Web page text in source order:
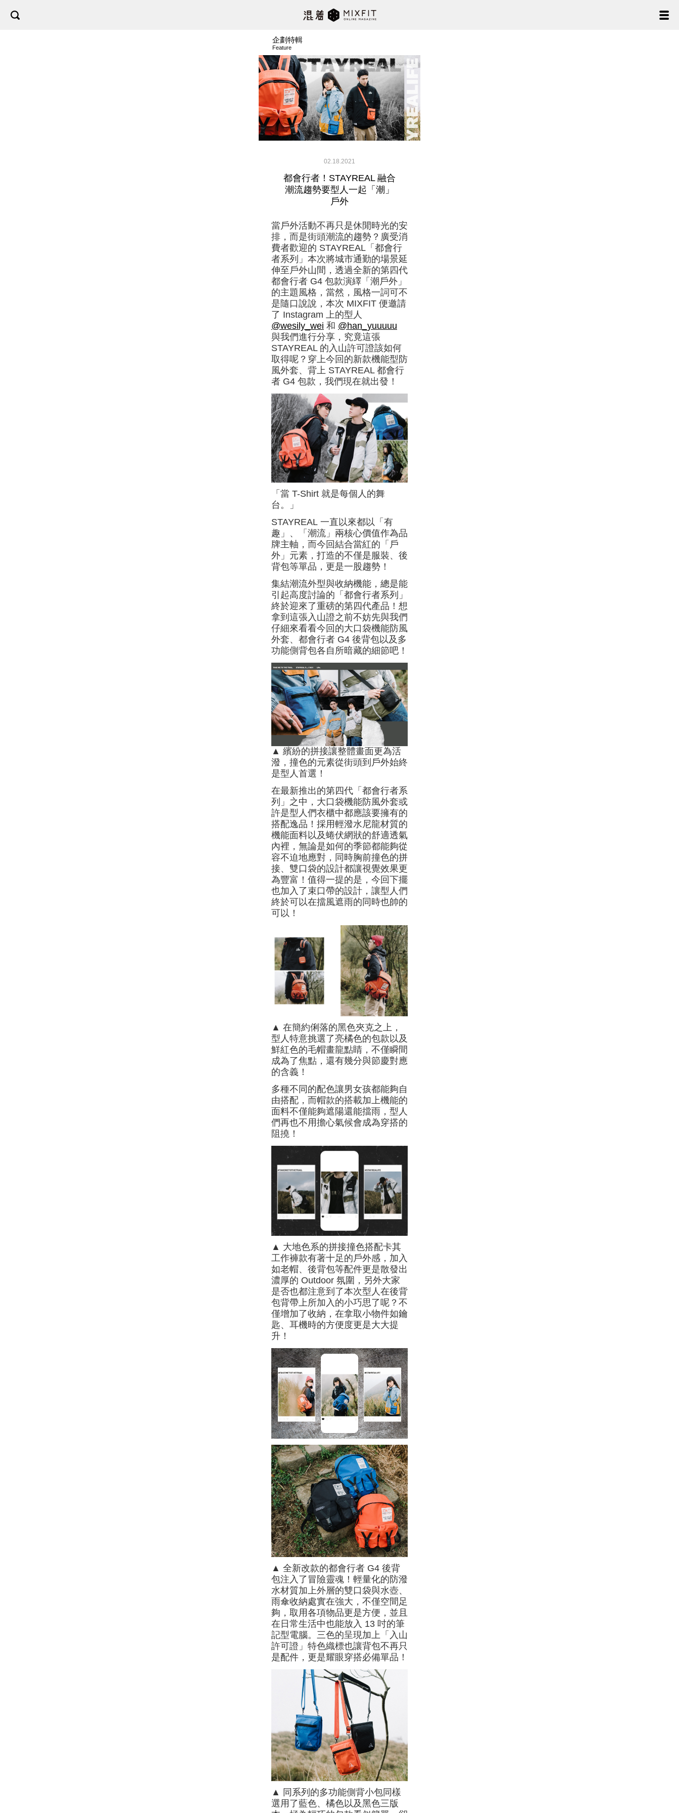
企劃特輯
Feature
02.18.2021
都會行者！STAYREAL 融合
潮流趨勢要型人一起「潮」
戶外
當戶外活動不再只是休閒時光的安
排，而是街頭潮流的趨勢？廣受消
費者歡迎的 STAYREAL「都會行
者系列」本次將城市通勤的場景延
伸至戶外山間，透過全新的第四代
都會行者 G4 包款演繹「潮戶外」
的主題風格，當然，風格一詞可不
是隨口說說，本次 MIXFIT 便邀請
了 Instagram 上的型人
@wesily_wei 和 @han_yuuuuu
與我們進行分享，究竟這張
STAYREAL 的入山許可證該如何
取得呢？穿上今回的新款機能型防
風外套、背上 STAYREAL 都會行
者 G4 包款，我們現在就出發！
「當 T-Shirt 就是每個人的舞
台。」
STAYREAL 一直以來都以「有
趣」、「潮流」兩核心價值作為品
牌主軸，而今回結合當紅的「戶
外」元素，打造的不僅是服裝、後
背包等單品，更是一股趨勢！
集結潮流外型與收納機能，總是能
引起高度討論的「都會行者系列」
終於迎來了重磅的第四代產品！想
拿到這張入山證之前不妨先與我們
仔細來看看今回的大口袋機能防風
外套、都會行者 G4 後背包以及多
功能側背包各自所暗藏的細節吧！
▲ 繽紛的拼接讓整體畫面更為活
潑，撞色的元素從街頭到戶外始終
是型人首選！
在最新推出的第四代「都會行者系
列」之中，大口袋機能防風外套或
許是型人們衣櫃中都應該要擁有的
搭配逸品！採用輕潑水尼龍材質的
機能面料以及蜷伏網狀的舒適透氣
內裡，無論是如何的季節都能夠從
容不迫地應對，同時胸前撞色的拼
接、雙口袋的設計都讓視覺效果更
為豐富！值得一提的是，今回下擺
也加入了束口帶的設計，讓型人們
終於可以在擋風遮雨的同時也帥的
可以！
▲ 在簡約俐落的黑色夾克之上，
型人特意挑選了亮橘色的包款以及
鮮紅色的毛帽畫龍點睛，不僅瞬間
成為了焦點，還有幾分與節慶對應
的含義！
多種不同的配色讓男女孩都能夠自
由搭配，而帽款的搭載加上機能的
面料不僅能夠遮陽還能擋雨，型人
們再也不用擔心氣候會成為穿搭的
阻撓！
▲ 大地色系的拼接撞色搭配卡其
工作褲款有著十足的戶外感，加入
如老帽、後背包等配件更是散發出
濃厚的 Outdoor 氛圍，另外大家
是否也都注意到了本次型人在後背
包背帶上所加入的小巧思了呢？不
僅增加了收納，在拿取小物件如鑰
匙、耳機時的方便度更是大大提
升！
▲ 全新改款的都會行者 G4 後背
包注入了冒險靈魂！輕量化的防潑
水材質加上外層的雙口袋與水壺、
雨傘收納處實在強大，不僅空間足
夠，取用各項物品更是方便，並且
在日常生活中也能放入 13 吋的筆
記型電腦。三色的呈現加上「入山
許可證」特色織標也讓背包不再只
是配件，更是耀眼穿搭必備單品！
▲ 同系列的多功能側背小包同樣
選用了藍色、橘色以及黑色三版